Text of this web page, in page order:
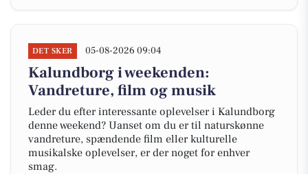
DET SKER 05-08-2026 09:04
Kalundborg i weekenden:
Vandreture, film og musik
Leder du efter interessante oplevelser i Kalundborg
denne weekend? Uanset om du er til naturskønne
vandreture, spændende film eller kulturelle
musikalske oplevelser, er der noget for enhver
smag.